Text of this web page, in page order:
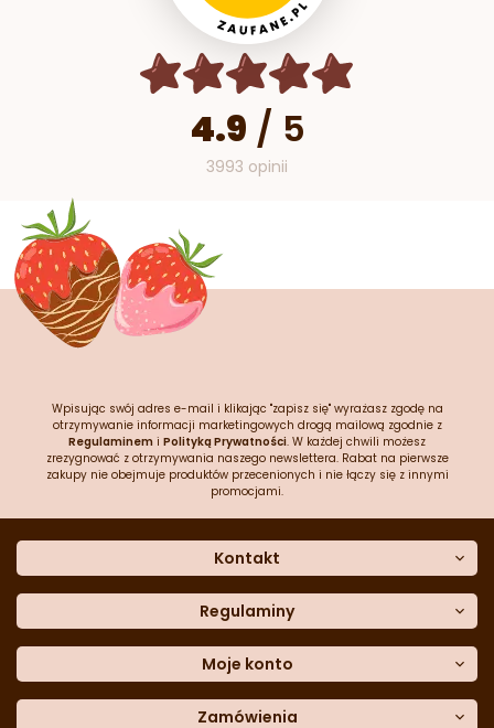
4.9 / 5
3993 opinii
Wpisując swój adres e-mail i klikając "zapisz się" wyrażasz zgodę na
otrzymywanie informacji marketingowych drogą mailową zgodnie z
Regulaminem i Polityką Prywatności. W każdej chwili możesz
zrezygnować z otrzymywania naszego newslettera. Rabat na pierwsze
zakupy nie obejmuje produktów przecenionych i nie łączy się z innymi
promocjami.
Kontakt
Dane kontaktowe
Często zadawane pytania
Sklep stacjonarny
Formularz kontaktowy
Blog
Regulaminy
Polityka prywatności
Polityka cookies
Polityka reklamacji
Moje konto
Moje dane
Zamówienia